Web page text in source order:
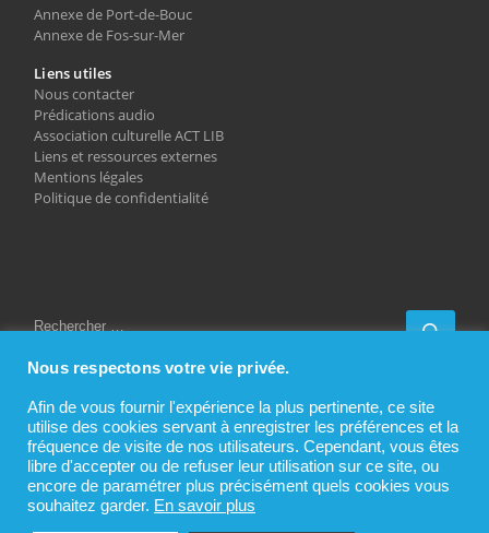
Annexe de Port-de-Bouc
Annexe de Fos-sur-Mer
Liens utiles
Nous contacter
Prédications audio
Association culturelle ACT LIB
Liens et ressources externes
Mentions légales
Politique de confidentialité
RECHERCHER
Partager sur…
F T Li W E
Nous respectons votre vie privée.
Afin de vous fournir l'expérience la plus pertinente, ce site
utilise des cookies servant à enregistrer les préférences et la
fréquence de visite de nos utilisateurs. Cependant, vous êtes
libre d'accepter ou de refuser leur utilisation sur ce site, ou
encore de paramétrer plus précisément quels cookies vous
souhaitez garder. En savoir plus